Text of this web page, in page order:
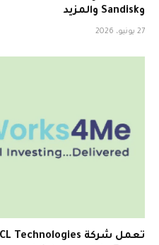
وSandisk والمزيد
27 يونيو، 2026